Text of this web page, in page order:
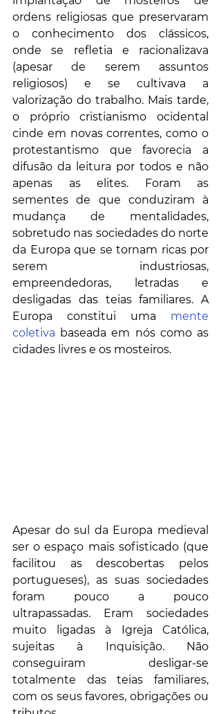
ordens religiosas que preservaram
o conhecimento dos clássicos,
onde se refletia e racionalizava
(apesar de serem assuntos
religiosos) e se cultivava a
valorização do trabalho. Mais tarde,
o próprio cristianismo ocidental
cinde em novas correntes, como o
protestantismo que favorecia a
difusão da leitura por todos e não
apenas as elites. Foram as
sementes de que conduziram à
mudança de mentalidades,
sobretudo nas sociedades do norte
da Europa que se tornam ricas por
serem industriosas,
empreendedoras, letradas e
desligadas das teias familiares. A
Europa constitui uma mente
coletiva baseada em nós como as
cidades livres e os mosteiros.
Apesar do sul da Europa medieval
ser o espaço mais sofisticado (que
facilitou as descobertas pelos
portugueses), as suas sociedades
foram pouco a pouco
ultrapassadas. Eram sociedades
muito ligadas à Igreja Católica,
sujeitas à Inquisição. Não
conseguiram desligar-se
totalmente das teias familiares,
com os seus favores, obrigações ou